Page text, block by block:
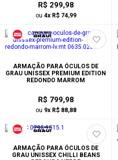
R$ 299,98
ou 4x R$ 74,99
ARMAÇÃO PARA ÓCULOS DE
GRAU UNISSEX PREMIUM EDITION
REDONDO MARROM
R$ 799,98
ou 9x R$ 88,88
ARMAÇÃO PARA ÓCULOS DE
GRAU UNISSEX CHILLI BEANS